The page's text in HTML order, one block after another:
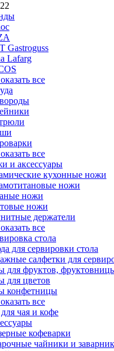
Gastroguss
Lafarg
все
все
и аксессуары
кухонные ножи
ножи
ножи
ножи
держатели
все
стола
для сервировки стола
салфетки для
для фруктов,
для цветов
конфетницы
все
чая и кофе
кофеварки
чайники и